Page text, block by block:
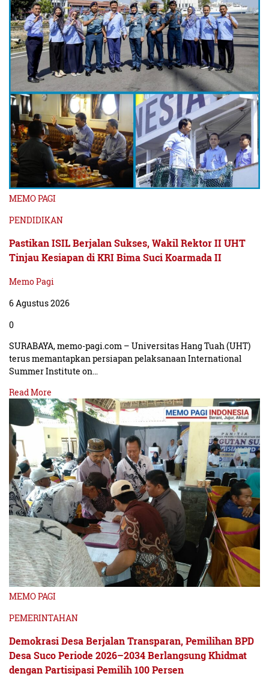
MEMO PAGI
PENDIDIKAN
Pastikan ISIL Berjalan Sukses, Wakil Rektor II UHT
Tinjau Kesiapan di KRI Bima Suci Koarmada II
Memo Pagi
6 Agustus 2026
0
SURABAYA, memo-pagi.com – Universitas Hang Tuah (UHT)
terus memantapkan persiapan pelaksanaan International
Summer Institute on…
Read More
MEMO PAGI
PEMERINTAHAN
Demokrasi Desa Berjalan Transparan, Pemilihan BPD
Desa Suco Periode 2026–2034 Berlangsung Khidmat
dengan Partisipasi Pemilih 100 Persen